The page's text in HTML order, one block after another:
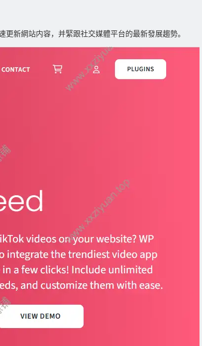
新網站内容，并緊跟社交媒體平台的最新發展趨勢。